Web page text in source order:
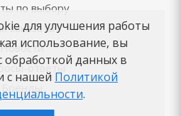
по выбору
заказать
Новости
ответы
для улучшения работы
использование, вы
обработкой данных в
с нашей Политикой
.